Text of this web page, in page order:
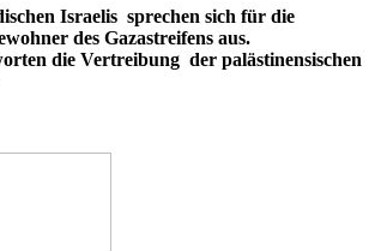
Israelis sprechen sich für die
des Gazastreifens aus.
die Vertreibung der palästinensischen